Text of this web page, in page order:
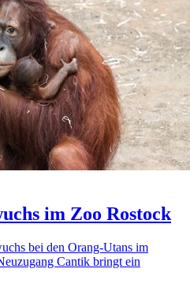
im Zoo Rostock
bei den Orang-Utans im
Cantik bringt ein